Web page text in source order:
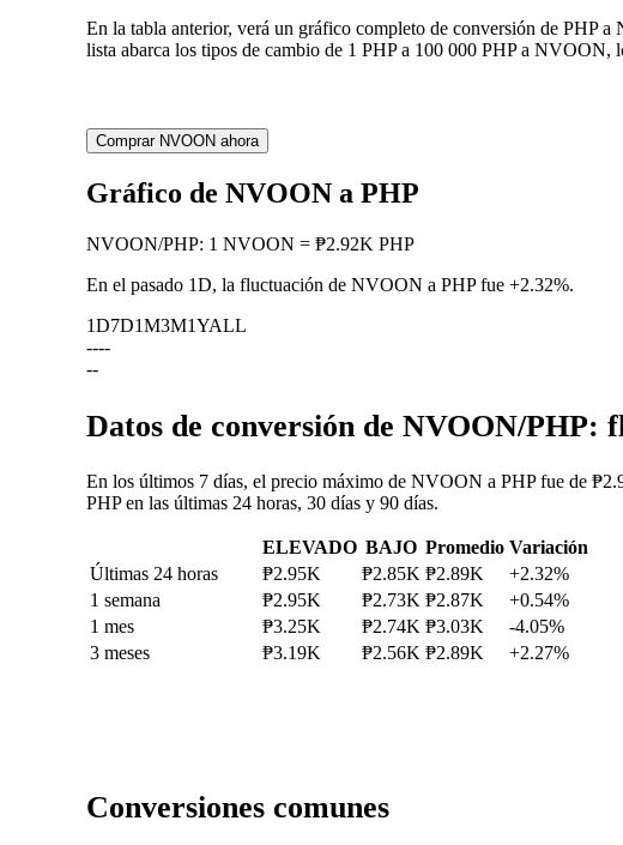
En la tabla anterior, verá un gráfico completo de conversión de PHP
lista abarca los tipos de cambio de 1 PHP a 100 000 PHP a NVOON,
Comprar NVOON ahora
Gráfico de NVOON a PHP
NVOON/PHP: 1 NVOON = ₱2.92K PHP
En el pasado 1D, la fluctuación de NVOON a PHP fue +2.32%.
1D7D1M3M1YALL
----
--
Datos de conversión de NVOON/PHP:
En los últimos 7 días, el precio máximo de NVOON a PHP fue de
PHP en las últimas 24 horas, 30 días y 90 días.
ELEVADO BAJO Promedio Variación
Últimas 24 horas
₱2.95K ₱2.85K ₱2.89K
+2.32%
1 semana
₱2.95K ₱2.73K ₱2.87K
+0.54%
1 mes
₱3.25K ₱2.74K ₱3.03K
-4.05%
3 meses
₱3.19K ₱2.56K ₱2.89K +2.27%
Conversiones comunes